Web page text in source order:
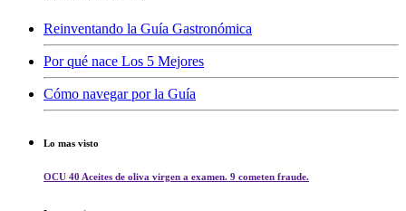
Reinventando la Guía Gastronómica
Por qué nace Los 5 Mejores
Cómo navegar por la Guía
Lo mas visto
OCU 40 Aceites de oliva virgen a examen. 9 cometen fraude.